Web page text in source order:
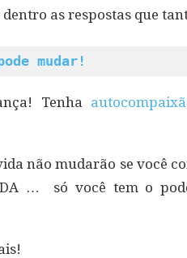
as respostas que
mudar!
Tenha
não mudarão se você
… só você tem o